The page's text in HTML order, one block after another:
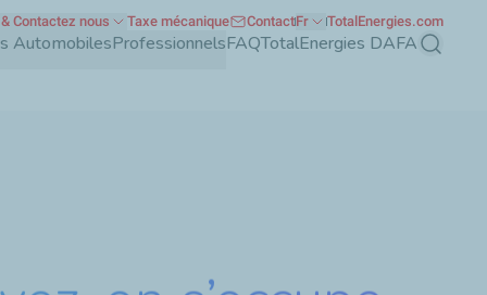
AutomobilesProfessionnelsFAQTotalEnergies DAFA
Contactez nous Taxe mécanique ContactFr TotalEnergies.com